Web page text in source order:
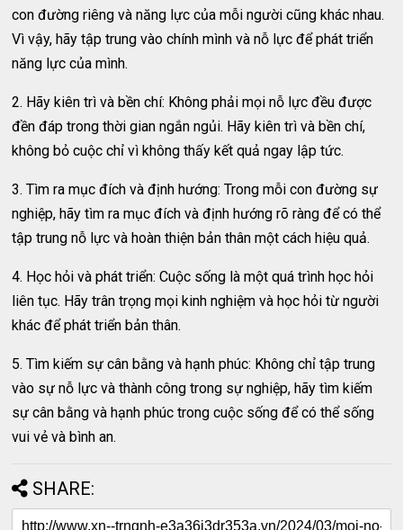
con đường riêng và năng lực của mỗi người cũng khác nhau.
Vì vậy, hãy tập trung vào chính mình và nỗ lực để phát triển
năng lực của mình.
2. Hãy kiên trì và bền chí: Không phải mọi nỗ lực đều được
đền đáp trong thời gian ngắn ngủi. Hãy kiên trì và bền chí,
không bỏ cuộc chỉ vì không thấy kết quả ngay lập tức.
3. Tìm ra mục đích và định hướng: Trong mỗi con đường sự
nghiệp, hãy tìm ra mục đích và định hướng rõ ràng để có thể
tập trung nỗ lực và hoàn thiện bản thân một cách hiệu quả.
4. Học hỏi và phát triển: Cuộc sống là một quá trình học hỏi
liên tục. Hãy trân trọng mọi kinh nghiệm và học hỏi từ người
khác để phát triển bản thân.
5. Tìm kiếm sự cân bằng và hạnh phúc: Không chỉ tập trung
vào sự nỗ lực và thành công trong sự nghiệp, hãy tìm kiếm
sự cân bằng và hạnh phúc trong cuộc sống để có thể sống
vui vẻ và bình an.
SHARE: